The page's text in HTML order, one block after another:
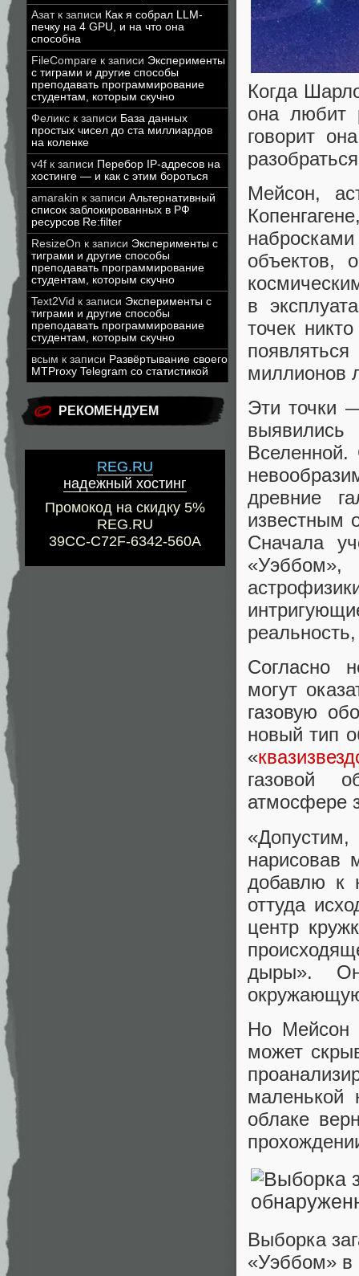
Азатк записи Как я собрал LLM-
печку на 4 GPU, и на что она
способна
FileCompare к записи Эксперименты
с тиграми и другие способы
преподавать программирование
студентам, которым скучно
Феликс к записи База данных
простых чисел до ста миллиардов
на коленке
v4f к записи Перебор IP-адресов на
хостинге — и как с этим бороться
amarakin к записи Альтернативный
список заблокированных в РФ
ресурсов Re:filter
ResizeOn к записи Эксперименты с
тиграми и другие способы
преподавать программирование
студентам, которым скучно
Text2Vid к записи Эксперименты с
тиграми и другие способы
преподавать программирование
студентам, которым скучно
всым к записи Развёртывание своего
MTProxy Telegram со статистикой
РЕКОМЕНДУЕМ
REG.RU
надежный хостинг
Промокод на скидку 5%
REG.RU
39CC-C72F-6342-560A
Когда
она любит
говорит
Мейсон,
объектов,
в
точек
миллионов
Эти точки
древние
известным
Сначала
Согласно
могут
газовую
новый тип
«
газовой
атмосфере
нарисовав
добавлю к
оттуда
центр
дыры».
Но Мейсон
может
маленькой
облаке
Выборка
«Уэббом» в